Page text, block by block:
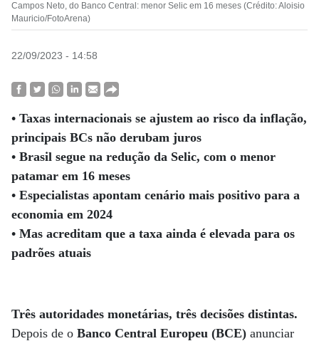
Campos Neto, do Banco Central: menor Selic em 16 meses (Crédito: Aloisio
Mauricio/FotoArena)
22/09/2023 - 14:58
• Taxas internacionais se ajustem ao risco da inflação,
principais BCs não derubam juros
• Brasil segue na redução da Selic, com o menor
patamar em 16 meses
• Especialistas apontam cenário mais positivo para a
economia em 2024
• Mas acreditam que a taxa ainda é elevada para os
padrões atuais
Três autoridades monetárias, três decisões distintas.
Depois de o Banco Central Europeu (BCE) anunciar